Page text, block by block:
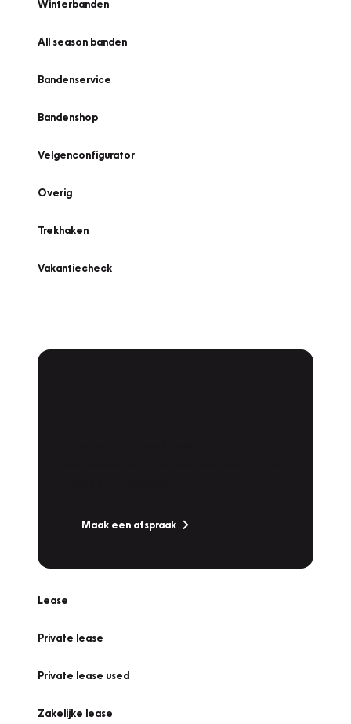
Winterbanden
All season banden
Bandenservice
Bandenshop
Velgenconfigurator
Overig
Trekhaken
Vakantiecheck
Maak een afspraak
Lease
Private lease
Private lease used
Zakelijke lease